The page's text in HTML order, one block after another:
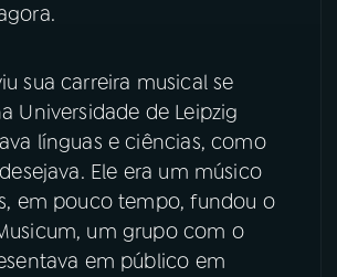
sua carreira musical se
Universidade de Leipzig
línguas e ciências, como
Ele era um músico
em pouco tempo, fundou o
um grupo com o
em público em